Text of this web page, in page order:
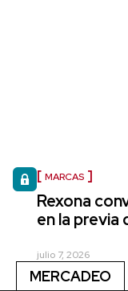
MARCAS
Rexona
en la previa
julio 7, 2026
MERCADEO